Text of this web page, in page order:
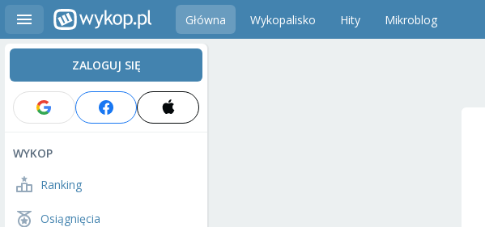
Główna Wykopalisko Hity Mikroblog
ZALOGUJ SIĘ
WYKOP
Ranking
Osiągnięcia